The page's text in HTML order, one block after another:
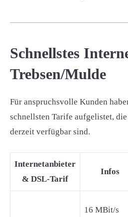
Schnellstes
Trebsen/Mulde
Für anspruchsvolle Kunden
schnellsten Tarife aufgelistet,
derzeit verfügbar sind.
Internetanbieter
& DSL-Tarif
Infos
16 MBit/s